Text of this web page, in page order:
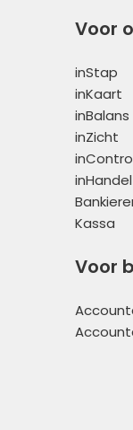
Voor
inStap
inKaart
inBalans
inZicht
inHandel
Kassa
Voor